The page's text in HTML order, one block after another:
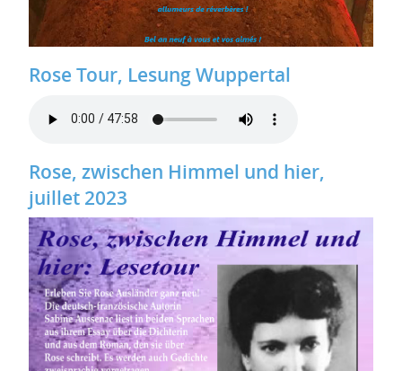
Rose Tour, Lesung Wuppertal
Rose, zwischen Himmel und hier,
juillet 2023